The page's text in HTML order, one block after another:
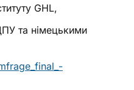
GHL,
та німецькими